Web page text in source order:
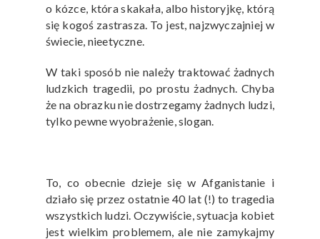
o kózce, która skakała, albo historyjkę, którą
się kogoś zastrasza. To jest, najzwyczajniej w
świecie, nieetyczne.
W taki sposób nie należy traktować żadnych
ludzkich tragedii, po prostu żadnych. Chyba
że na obrazku nie dostrzegamy żadnych ludzi,
tylko pewne wyobrażenie, slogan.
To, co obecnie dzieje się w Afganistanie i
działo się przez ostatnie 40 lat (!) to tragedia
wszystkich ludzi. Oczywiście, sytuacja kobiet
jest wielkim problemem, ale nie zamykajmy